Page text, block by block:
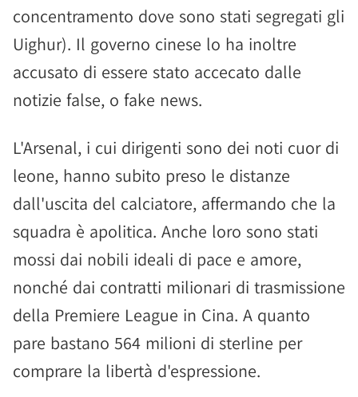
concentramento dove sono stati segregati gli
Uighur). Il governo cinese lo ha inoltre
accusato di essere stato accecato dalle
notizie false, o fake news.
L'Arsenal, i cui dirigenti sono dei noti cuor di
leone, hanno subito preso le distanze
dall'uscita del calciatore, affermando che la
squadra è apolitica. Anche loro sono stati
mossi dai nobili ideali di pace e amore,
nonché dai contratti milionari di trasmissione
della Premiere League in Cina. A quanto
pare bastano 564 milioni di sterline per
comprare la libertà d'espressione.